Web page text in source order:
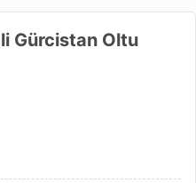
Gürcistan Oltu